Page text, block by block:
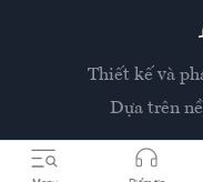
Thiết kế và
Dựa trên